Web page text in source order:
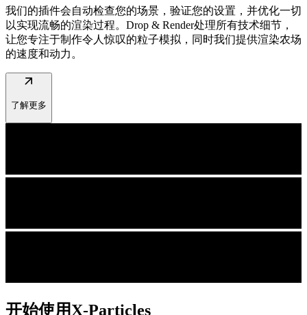
我们的插件会自动检查您的场景，验证您的设置，并优化一切
以实现流畅的渲染过程。Drop & Render处理所有技术细节，
让您专注于制作令人惊叹的粒子模拟，同时我们提供渲染农场
的速度和动力。
arrow_outward
了解更多
开始使用X-Particles